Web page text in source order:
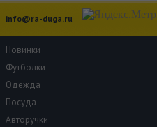
info@ra-duga.ru
Новинки
Футболки
Одежда
Посуда
Авторучки